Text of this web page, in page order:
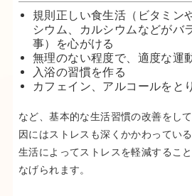
規則正しい食生活（ビタミン
シウム、カルシウムなどがバ
事）を心がける
無理のない程度で、適度な運
入浴の習慣を作る
カフェイン、アルコールをと
など、基本的な生活習慣の改善をし
因にはストレスも深くかかわってい
生活によってストレスを軽減するこ
なげられます。